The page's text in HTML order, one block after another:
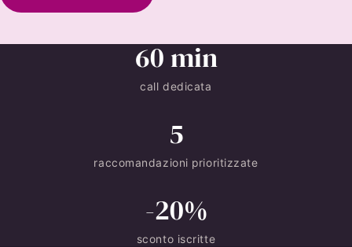
60 min
call dedicata
5
raccomandazioni prioritizzate
-20%
sconto iscritte